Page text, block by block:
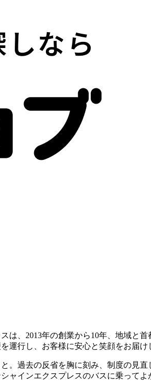
、2013年の創業から10年、地域と
運行し、お客様に安心と笑顔をお届け
。過去の反省を胸に刻み、制度の見
ャインエクスプレスのバスに乗って